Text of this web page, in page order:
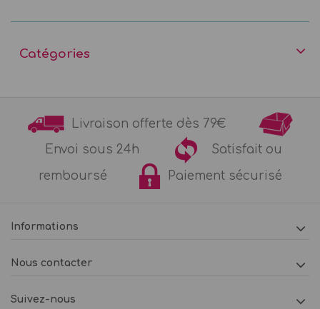
Catégories
Livraison offerte dès 79€
Envoi sous 24h
Satisfait ou
remboursé
Paiement sécurisé
Informations
Nous contacter
Suivez-nous